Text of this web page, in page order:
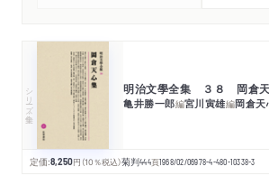
シリーズ・全集 明治文學全集 ３８ 岡倉
亀井勝一郎編宮川寅雄編岡倉天
定価:8,250円 （10％税込）菊判444頁1968/02/06978-4-480-10338-3